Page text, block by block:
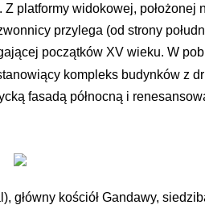
platformy widokowej, położonej
przylega (od strony
początków XV wieku. W
kompleks budynków z
fasadą północną i
główny kościół Gandawy,